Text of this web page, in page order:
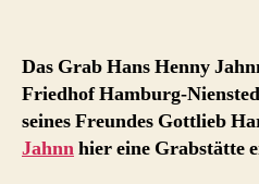
Das Grab Hans Henny
Friedhof Hamburg-
seines Freundes Gottlieb
Jahnnhier eine Grabstätte